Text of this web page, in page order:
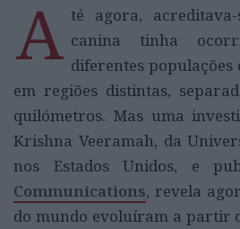
A té agora,
canina tinha
diferentes populações
em regiões distintas,
quilómetros. Mas uma
Krishna Veeramah, da
nos Estados Unidos, e
Communications, revela
do mundo evoluíram a partir